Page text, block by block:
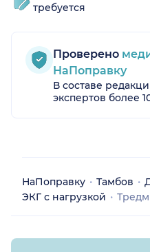
требуется
Проверено
НаПоправку
В составе
экспертов более
НаПоправку Тамбов
ЭКГ с нагрузкой